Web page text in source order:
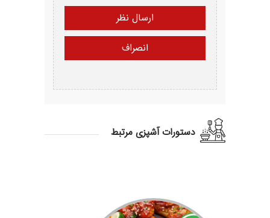
دستورات آشپزی مرتبط